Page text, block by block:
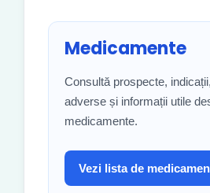
Medicamente
Consultă prospecte,
adverse și informații utile
medicamente.
Vezi lista de